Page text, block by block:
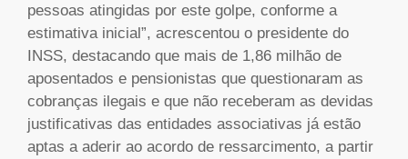
pessoas atingidas por este golpe, conforme a
estimativa inicial”, acrescentou o presidente do
INSS, destacando que mais de 1,86 milhão de
aposentados e pensionistas que questionaram as
cobranças ilegais e que não receberam as devidas
justificativas das entidades associativas já estão
aptas a aderir ao acordo de ressarcimento, a partir